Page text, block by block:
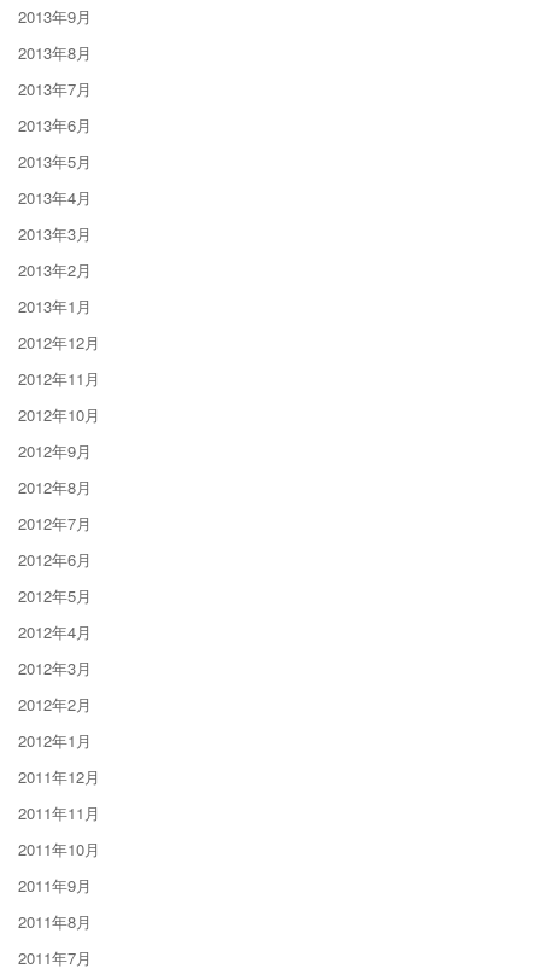
2013年9月
2013年8月
2013年7月
2013年6月
2013年5月
2013年4月
2013年3月
2013年2月
2013年1月
2012年12月
2012年11月
2012年10月
2012年9月
2012年8月
2012年7月
2012年6月
2012年5月
2012年4月
2012年3月
2012年2月
2012年1月
2011年12月
2011年11月
2011年10月
2011年9月
2011年8月
2011年7月